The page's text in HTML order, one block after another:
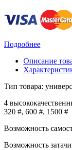
Подробнее
Описание
Тип товара:
4
320 #, 600 #, 1500 #
Возможность
Возможность